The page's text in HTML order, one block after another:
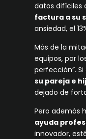
datos difíciles
factura a su
ansiedad, el
Más de la
equipos, por
perfección”.
su pareja e
dejado de
Pero además
ayuda
innovador,